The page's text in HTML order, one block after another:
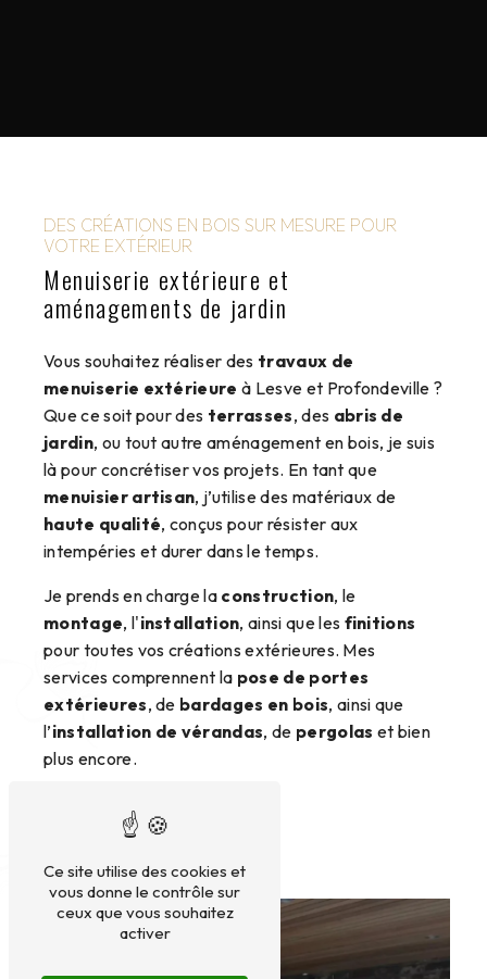
DES CRÉATIONS EN BOIS SUR MESURE POUR
VOTRE EXTÉRIEUR
Menuiserie extérieure et
aménagements de jardin
Vous souhaitez réaliser des travaux de
menuiserie extérieure à Lesve et Profondeville ?
Que ce soit pour des terrasses, des abris de
jardin, ou tout autre aménagement en bois, je suis
là pour concrétiser vos projets. En tant que
menuisier artisan, j’utilise des matériaux de
haute qualité, conçus pour résister aux
intempéries et durer dans le temps.
Je prends en charge la construction, le
montage, l'installation, ainsi que les finitions
pour toutes vos créations extérieures. Mes
services comprennent la pose de portes
extérieures, de bardages en bois, ainsi que
l’installation de vérandas, de pergolas et bien
plus encore.
Nous contacter
Ce site utilise des cookies et
vous donne le contrôle sur
ceux que vous souhaitez
activer